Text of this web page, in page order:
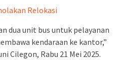
Relokasi
dua unit bus untuk pelayanan
kendaraan ke kantor,”
Cilegon, Rabu 21 Mei 2025.